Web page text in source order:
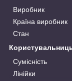
Виробник
Країна виробник
Стан
Сумісність
Лінійки